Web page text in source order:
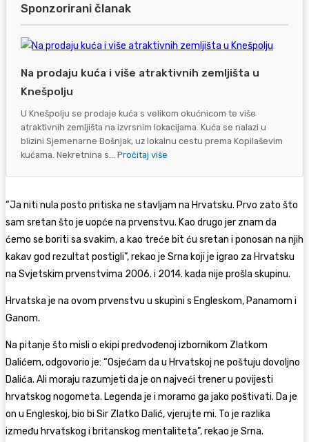
Sponzorirani članak
Na prodaju kuća i više atraktivnih zemljišta u
Knešpolju
U Knešpolju se prodaje kuća s velikom okućnicom te više
atraktivnih zemljišta na izvrsnim lokacijama. Kuća se nalazi u
blizini Sjemenarne Bošnjak, uz lokalnu cestu prema Kopilaševim
kućama. Nekretnina s... Pročitaj više
“Ja niti nula posto pritiska ne stavljam na Hrvatsku. Prvo zato što
sam sretan što je uopće na prvenstvu. Kao drugo jer znam da
ćemo se boriti sa svakim, a kao treće bit ću sretan i ponosan na njih
kakav god rezultat postigli”, rekao je Srna koji je igrao za Hrvatsku
na Svjetskim prvenstvima 2006. i 2014. kada nije prošla skupinu.
Hrvatska je na ovom prvenstvu u skupini s Engleskom, Panamom i
Ganom.
Na pitanje što misli o ekipi predvođenoj izbornikom Zlatkom
Dalićem, odgovorio je: “Osjećam da u Hrvatskoj ne poštuju dovoljno
Dalića. Ali moraju razumjeti da je on najveći trener u povijesti
hrvatskog nogometa. Legenda je i moramo ga jako poštivati. Da je
on u Engleskoj, bio bi Sir Zlatko Dalić, vjerujte mi. To je razlika
između hrvatskog i britanskog mentaliteta”, rekao je Srna.